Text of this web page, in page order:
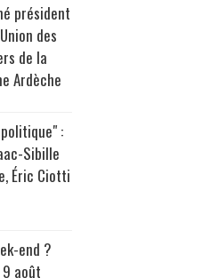
président
des
de la
Ardèche
:
Sibille
Éric Ciotti
end ?
août